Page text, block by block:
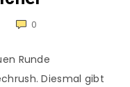
0
Runde
Diesmal gibt